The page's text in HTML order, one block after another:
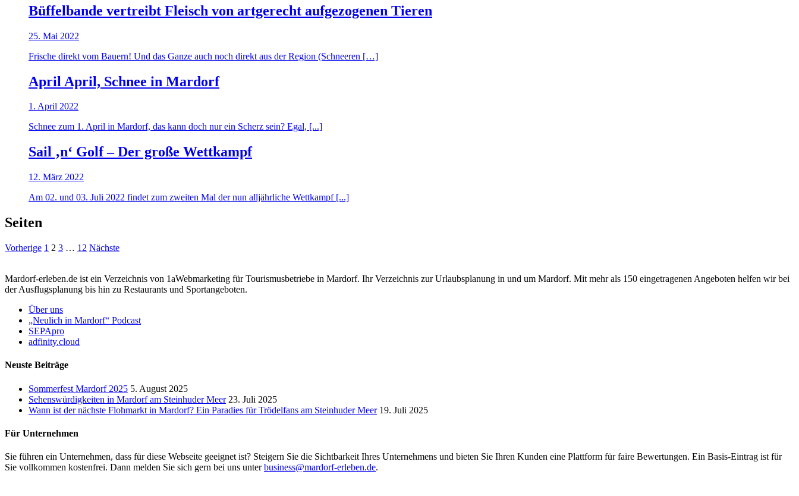
Büffelbande vertreibt Fleisch von artgerecht aufgezogenen Tieren
25. Mai 2022
Frische direkt vom Bauern! Und das Ganze auch noch direkt aus der Region (Schneeren […]
April April, Schnee in Mardorf
1. April 2022
Schnee zum 1. April in Mardorf, das kann doch nur ein Scherz sein? Egal, [...]
Sail ‚n‘ Golf – Der große Wettkampf
12. März 2022
Am 02. und 03. Juli 2022 findet zum zweiten Mal der nun alljährliche Wettkampf [...]
Seiten
Vorherige 1 2 3 … 12 Nächste
Mardorf-erleben.de ist ein Verzeichnis von 1aWebmarketing für Tourismusbetriebe in Mardorf. Ihr Verzeichnis zur Urlaubsplanung in und um Mardorf. Mit mehr als 150 eingetragenen Angeboten helfen wir bei
der Ausflugsplanung bis hin zu Restaurants und Sportangeboten.
Über uns
„Neulich in Mardorf“ Podcast
SEPApro
adfinity.cloud
Neuste Beiträge
Sommerfest Mardorf 2025 5. August 2025
Sehenswürdigkeiten in Mardorf am Steinhuder Meer 23. Juli 2025
Wann ist der nächste Flohmarkt in Mardorf? Ein Paradies für Trödelfans am Steinhuder Meer 19. Juli 2025
Für Unternehmen
Sie führen ein Unternehmen, dass für diese Webseite geeignet ist? Steigern Sie die Sichtbarkeit Ihres Unternehmens und bieten Sie Ihren Kunden eine Plattform für faire Bewertungen. Ein Basis-Eintrag ist für
Sie vollkommen kostenfrei. Dann melden Sie sich gern bei uns unterbusiness@mardorf-erleben.de.